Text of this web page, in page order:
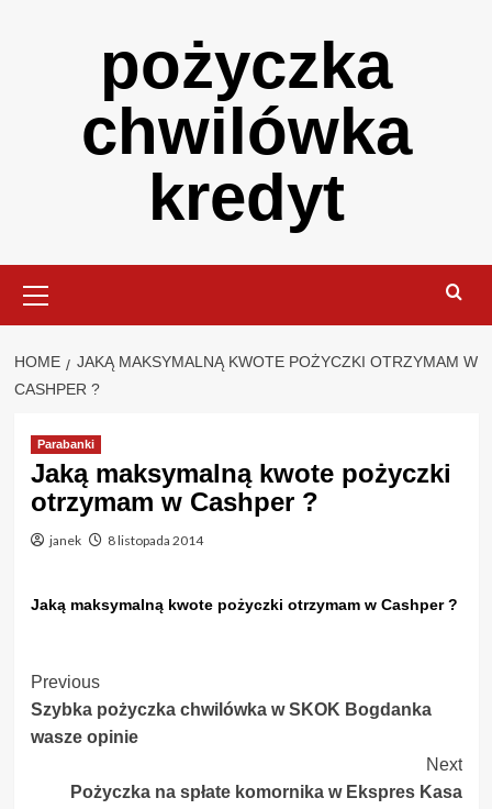
pożyczka
chwilówka
kredyt
Menu
HOME
JAKĄ MAKSYMALNĄ KWOTE POŻYCZKI OTRZYMAM W
CASHPER ?
Parabanki
Jaką maksymalną kwote pożyczki
otrzymam w Cashper ?
janek 8 listopada 2014
Jaką maksymalną kwote pożyczki otrzymam w Cashper ?
Post
Navigation
Previous
Szybka pożyczka chwilówka w SKOK Bogdanka
wasze opinie
Next
Pożyczka na spłate komornika w Ekspres Kasa